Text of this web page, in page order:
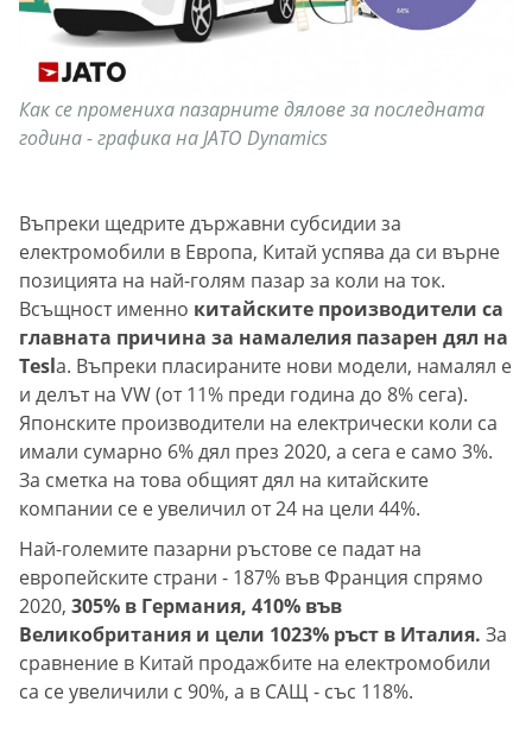
Как се промениха пазарните дялове за последната
година - графика на JATO Dynamics
Въпреки щедрите държавни субсидии за
електромобили в Европа, Китай успява да си върне
позицията на най-голям пазар за коли на ток.
Всъщност именно китайските производители са
главната причина за намалелия пазарен дял на
Tesla. Въпреки пласираните нови модели, намалял е
и делът на VW (от 11% преди година до 8% сега).
Японските производители на електрически коли са
имали сумарно 6% дял през 2020, а сега е само 3%.
За сметка на това общият дял на китайските
компании се е увеличил от 24 на цели 44%.
Най-големите пазарни ръстове се падат на
европейските страни - 187% във Франция спрямо
2020, 305% в Германия, 410% във
Великобритания и цели 1023% ръст в Италия. За
сравнение в Китай продажбите на електромобили
са се увеличили с 90%, а в САЩ - със 118%.